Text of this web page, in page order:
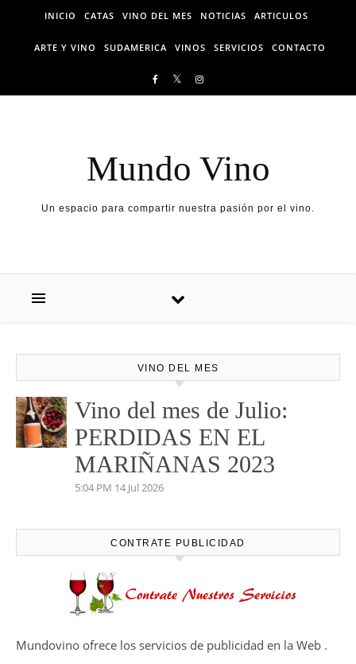
Skip to content
INICIO CATAS VINO DEL MES NOTICIAS ARTICULOS
ARTE Y VINO SUDAMERICA VINOS SERVICIOS CONTACTO
Mundo Vino
Un espacio para compartir nuestra pasión por el vino.
VINO DEL MES
Vino del mes de Julio:
PERDIDAS EN EL
MARIÑANAS 2023
5:04 PM 14 Jul 2026
CONTRATE PUBLICIDAD
Mundovino ofrece los servicios de publicidad en la Web .